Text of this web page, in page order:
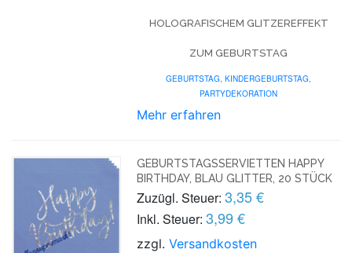
HOLOGRAFISCHEM GLITZEREFFEKT
ZUM GEBURTSTAG
GEBURTSTAG, KINDERGEBURTSTAG,
PARTYDEKORATION
Mehr erfahren
GEBURTSTAGSSERVIETTEN HAPPY
BIRTHDAY, BLAU GLITTER, 20 STÜCK
Zuzügl. Steuer: 3,35 €
Inkl. Steuer: 3,99 €
zzgl.Versandkosten